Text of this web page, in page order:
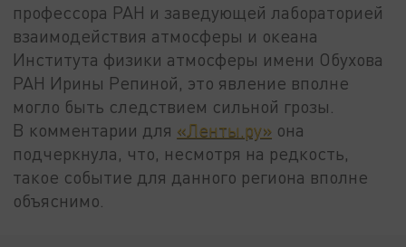
профессора РАН и заведующей лабораторией
взаимодействия атмосферы и океана
Института физики атмосферы имени Обухова
РАН Ирины Репиной, это явление вполне
могло быть следствием сильной грозы.
В комментарии для «Ленты.ру» она
подчеркнула, что, несмотря на редкость,
такое событие для данного региона вполне
объяснимо.